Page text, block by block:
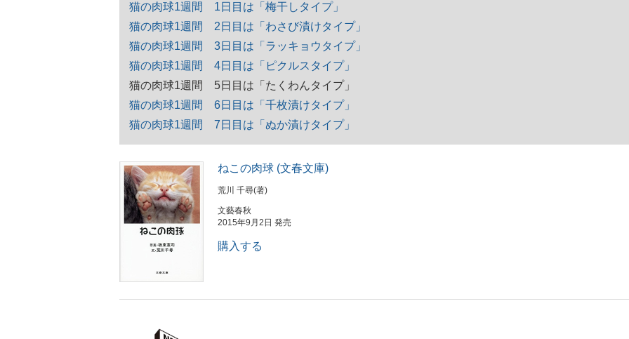
猫の肉球1週間 1日目は「梅干しタイプ」
猫の肉球1週間 2日目は「わさび漬けタイプ」
猫の肉球1週間 3日目は「ラッキョウタイプ」
猫の肉球1週間 4日目は「ピクルスタイプ」
猫の肉球1週間 5日目は「たくわんタイプ」
猫の肉球1週間 6日目は「千枚漬けタイプ」
猫の肉球1週間 7日目は「ぬか漬けタイプ」
ねこの肉球 (文春文庫)
荒川 千尋(著)
文藝春秋
2015年9月2日 発売
購入する